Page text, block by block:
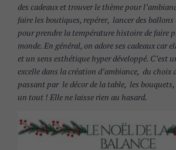
des cadeaux et trouver le thème pour
faire les boutiques, repérer, lancer des ballons
pour prendre la température histoire de faire
monde. En général, on adore ses cadeaux car
et un sens esthétique hyper développé. C’est
excelle dans la création d’ambiance, du choix
passant par le décor de la table, les
un tout ! Elle ne laisse rien au hasard.